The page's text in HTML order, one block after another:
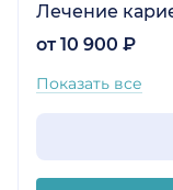
Лечение
от 10 900 ₽
Показать все